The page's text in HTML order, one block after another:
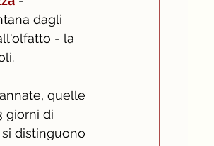
dagli
- la
quelle
giorni di
distinguono